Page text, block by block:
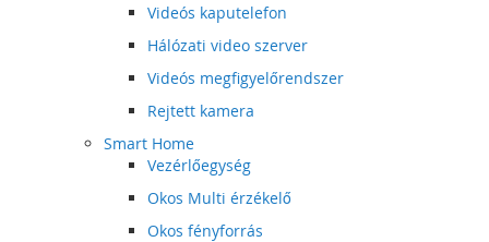
Videós kaputelefon
Hálózati video szerver
Videós megfigyelőrendszer
Rejtett kamera
Smart Home
Vezérlőegység
Okos Multi érzékelő
Okos fényforrás